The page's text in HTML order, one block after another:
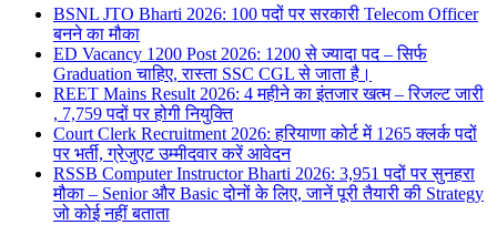
BSNL JTO Bharti 2026: 100 पदों पर सरकारी Telecom Officer
बनने का मौका
ED Vacancy 1200 Post 2026: 1200 से ज्यादा पद – सिर्फ
Graduation चाहिए, रास्ता SSC CGL से जाता है।
REET Mains Result 2026: 4 महीने का इंतजार खत्म – रिजल्ट जारी
, 7,759 पदों पर होगी नियुक्ति
Court Clerk Recruitment 2026: हरियाणा कोर्ट में 1265 क्लर्क पदों
पर भर्ती, ग्रेजुएट उम्मीदवार करें आवेदन
RSSB Computer Instructor Bharti 2026: 3,951 पदों पर सुनहरा
मौका – Senior और Basic दोनों के लिए, जानें पूरी तैयारी की Strategy
जो कोई नहीं बताता